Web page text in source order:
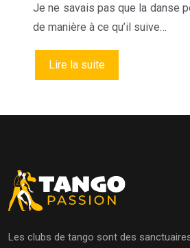
Je ne savais pas que la danse
de manière à ce qu’il suive…
Lire la suite
Les clubs de tango sont des